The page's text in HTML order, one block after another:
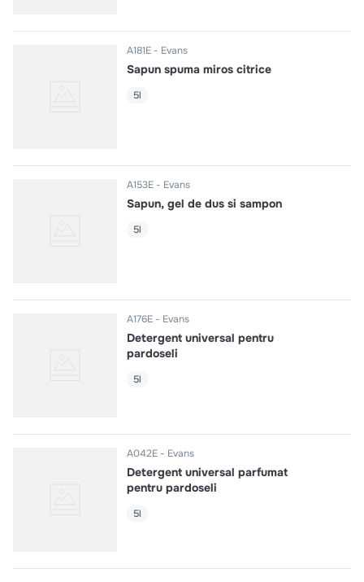
A181E Evans
Sapun spuma miros citrice
5l
A153E Evans
Sapun, gel de dus si sampon
5l
A176E Evans
Detergent universal pentru
pardoseli
5l
A042E Evans
Detergent universal parfumat
pentru pardoseli
5l